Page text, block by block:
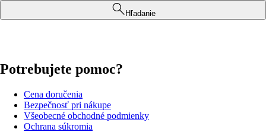
Hľadanie
Potrebujete pomoc?
Cena doručenia
Bezpečnosť pri nákupe
Všeobecné obchodné podmienky
Ochrana súkromia